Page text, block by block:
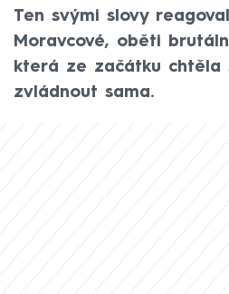
Ten svými slovy
Moravcové, oběti
která ze začátku chtěla
zvládnout sama.